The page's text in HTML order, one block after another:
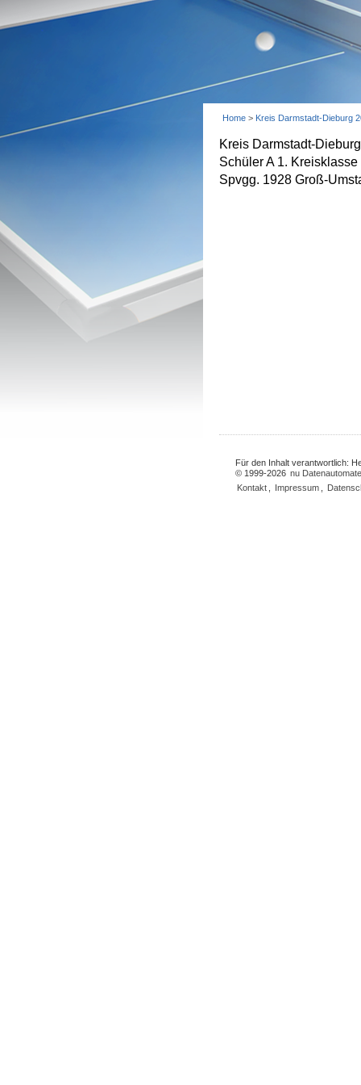
Home > Kreis Darmstadt-Dieburg
Kreis Darmstadt-
Schüler A 1. Kreisklasse
Spvgg. 1928 Groß-
Für den Inhalt verantwortlich:
© 1999-2026 nu
Kontakt
Impressum